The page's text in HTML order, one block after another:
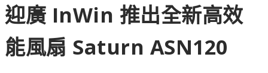
迎廣 InWin 推出全新高效
能風扇 Saturn ASN120